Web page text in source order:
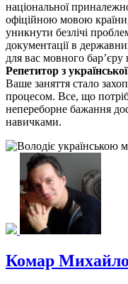
національної
офіційною мовою
уникнути безлічі
документації в
для вас мовного бар’єру
Репетитор з
Ваше заняття стало
процесом. Все, що
непереборне бажання
навичками.
Комар Михайло